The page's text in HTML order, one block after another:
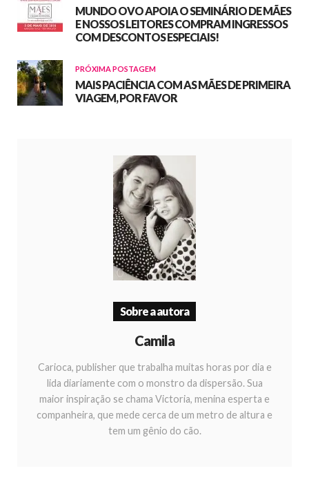
MUNDO OVO APOIA O SEMINÁRIO DE MÃES
E NOSSOS LEITORES COMPRAM INGRESSOS
COM DESCONTOS ESPECIAIS!
PRÓXIMA POSTAGEM
MAIS PACIÊNCIA COM AS MÃES DE PRIMEIRA
VIAGEM, POR FAVOR
Sobre a autora
Camila
Carioca, publisher que trabalha muitas horas por dia e
lida diariamente com o monstro da dispersão. Sua
maior inspiração se chama Victoria, menina esperta e
companheira, que mede cerca de um metro de altura e
tem um gênio do cão.